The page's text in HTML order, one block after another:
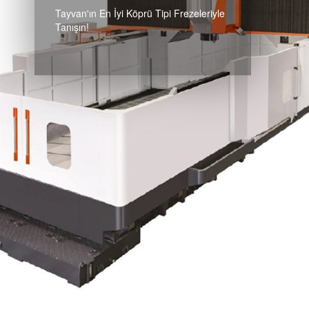
Tayvan'ın En İyi Köprü Tipi Frezeleriyle
Tanışın!